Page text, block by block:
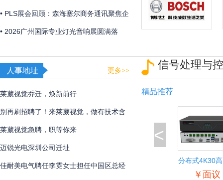
「视觉魔盒2026——光遇非遗」，带来非
遗文化与光影艺术的碰撞！
• PLS展会回顾：森海塞尔商务通讯聚焦企
业及教育解决方案
• 2026广州国际专业灯光音响展圆满落
核实力诠释极致声境
人事地址 更多>>
莱葳视觉乔迁，焕新前行
别再刷招聘了！来莱葳视觉，做有技术含
量的事
莱葳视觉急聘，职等你来
迈锐光电深圳公司迁址
佳耐美电气聘任李霓女士担任中国区总经
信号处理与
精品推荐
<
分布式4K30
￥面议